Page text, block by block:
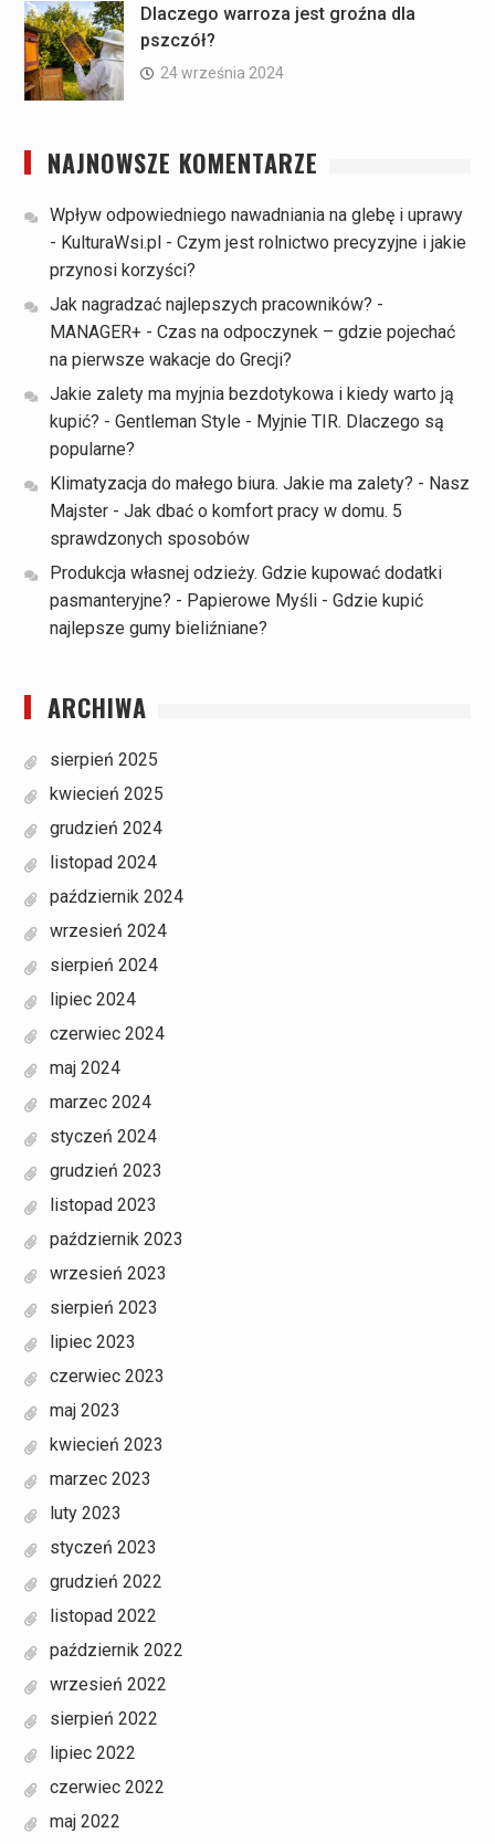
Dlaczego warroza jest groźna dla
pszczół?
24 września 2024
NAJNOWSZE KOMENTARZE
Wpływ odpowiedniego nawadniania na glebę i uprawy
- KulturaWsi.pl - Czym jest rolnictwo precyzyjne i jakie
przynosi korzyści?
Jak nagradzać najlepszych pracowników? -
MANAGER+- Czas na odpoczynek – gdzie pojechać
na pierwsze wakacje do Grecji?
Jakie zalety ma myjnia bezdotykowa i kiedy warto ją
kupić? - Gentleman Style - Myjnie TIR. Dlaczego są
popularne?
Klimatyzacja do małego biura. Jakie ma zalety? - Nasz
Majster- Jak dbać o komfort pracy w domu. 5
sprawdzonych sposobów
Produkcja własnej odzieży. Gdzie kupować dodatki
pasmanteryjne? - Papierowe Myśli- Gdzie kupić
najlepsze gumy bieliźniane?
ARCHIWA
sierpień 2025
kwiecień 2025
grudzień 2024
listopad 2024
październik 2024
wrzesień 2024
sierpień 2024
lipiec 2024
czerwiec 2024
maj 2024
marzec 2024
styczeń 2024
grudzień 2023
listopad 2023
październik 2023
wrzesień 2023
sierpień 2023
lipiec 2023
czerwiec 2023
maj 2023
kwiecień 2023
marzec 2023
luty 2023
styczeń 2023
grudzień 2022
listopad 2022
październik 2022
wrzesień 2022
sierpień 2022
lipiec 2022
czerwiec 2022
maj 2022